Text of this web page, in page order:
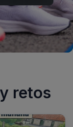
retos